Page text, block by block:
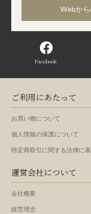
Webか
Facebook
ご利用にあたって
お買い物について
個人情報の保護について
特定商取引に関する法律に
運営会社について
会社概要
経営理念